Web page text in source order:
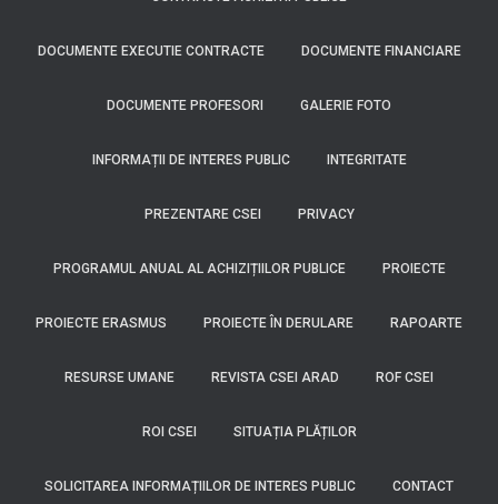
DOCUMENTE EXECUTIE CONTRACTE DOCUMENTE FINANCIARE
DOCUMENTE PROFESORI GALERIE FOTO
INFORMAȚII DE INTERES PUBLIC INTEGRITATE
PREZENTARE CSEI PRIVACY
PROGRAMUL ANUAL AL ACHIZIȚIILOR PUBLICE PROIECTE
PROIECTE ERASMUS PROIECTE ÎN DERULARE RAPOARTE
RESURSE UMANE REVISTA CSEI ARAD ROF CSEI
ROI CSEI SITUAȚIA PLĂȚILOR
SOLICITAREA INFORMAȚIILOR DE INTERES PUBLIC CONTACT